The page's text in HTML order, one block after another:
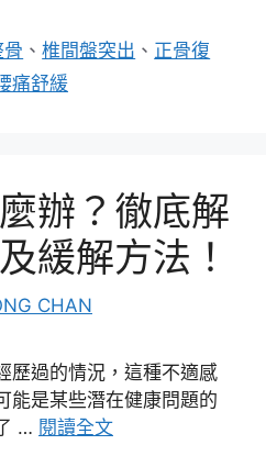
骨 、椎間盤突出 、 正骨復
痛舒緩
辦？徹底解
緩解方法！
CHAN
歷過的情況，這種不適感
能是某些潛在健康問題的
… 閱讀全文